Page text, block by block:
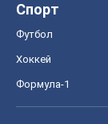
Спорт
Футбол
Хоккей
Формула-1